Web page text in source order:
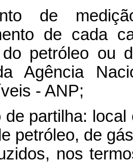
de
de cada
petróleo ou
Agência
- ANP;
de partilha:
petróleo, de
nos